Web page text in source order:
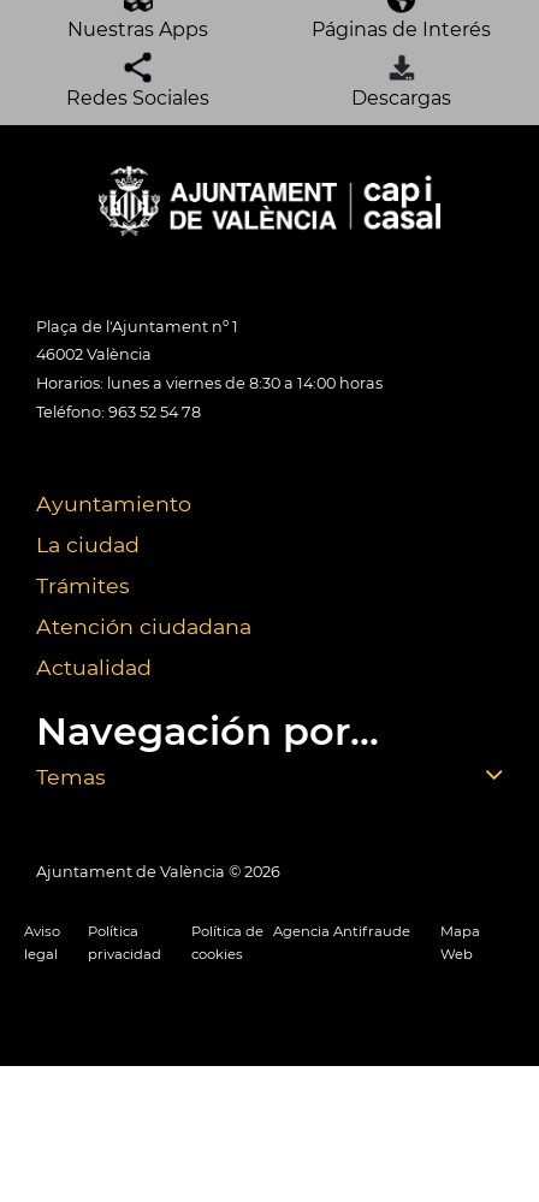
Nuestras Apps Páginas de Interés
Redes Sociales Descargas
Plaça de l'Ajuntament nº 1
46002 València
Horarios: lunes a viernes de 8:30 a 14:00 horas
Teléfono: 963 52 54 78
Ayuntamiento
La ciudad
Trámites
Atención ciudadana
Actualidad
Navegación por...
Temas
Ajuntament de València © 2026
Aviso
legal
Política
privacidad
Política de
cookies
Agencia Antifraude
Mapa
Web